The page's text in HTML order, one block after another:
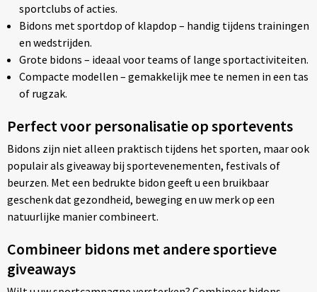
sportclubs of acties.
Bidons met sportdop of klapdop – handig tijdens trainingen
en wedstrijden.
Grote bidons – ideaal voor teams of lange sportactiviteiten.
Compacte modellen – gemakkelijk mee te nemen in een tas
of rugzak.
Perfect voor personalisatie op sportevents
Bidons zijn niet alleen praktisch tijdens het sporten, maar ook
populair als giveaway bij sportevenementen, festivals of
beurzen. Met een bedrukte bidon geeft u een bruikbaar
geschenk dat gezondheid, beweging en uw merk op een
natuurlijke manier combineert.
Combineer bidons met andere sportieve
giveaways